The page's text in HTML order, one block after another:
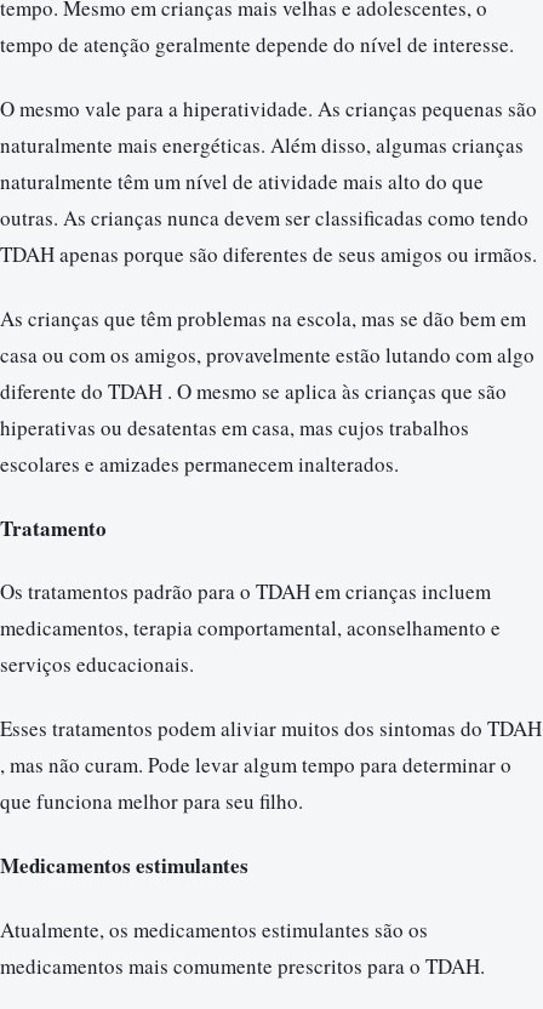
tempo. Mesmo em crianças mais velhas e adolescentes, o
tempo de atenção geralmente depende do nível de interesse.
O mesmo vale para a hiperatividade. As crianças pequenas são
naturalmente mais energéticas. Além disso, algumas crianças
naturalmente têm um nível de atividade mais alto do que
outras. As crianças nunca devem ser classificadas como tendo
TDAH apenas porque são diferentes de seus amigos ou irmãos.
As crianças que têm problemas na escola, mas se dão bem em
casa ou com os amigos, provavelmente estão lutando com algo
diferente do TDAH . O mesmo se aplica às crianças que são
hiperativas ou desatentas em casa, mas cujos trabalhos
escolares e amizades permanecem inalterados.
Tratamento
Os tratamentos padrão para o TDAH em crianças incluem
medicamentos, terapia comportamental, aconselhamento e
serviços educacionais.
Esses tratamentos podem aliviar muitos dos sintomas do TDAH
, mas não curam. Pode levar algum tempo para determinar o
que funciona melhor para seu filho.
Medicamentos estimulantes
Atualmente, os medicamentos estimulantes são os
medicamentos mais comumente prescritos para o TDAH.